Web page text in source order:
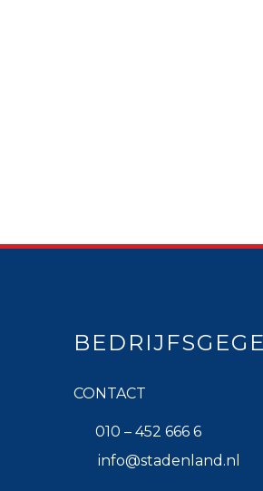
CONTACT
010 – 452 666 6
info@stadenland.nl